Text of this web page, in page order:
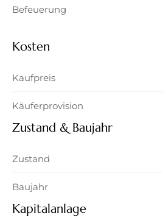
Befeuerung
Kosten
Kaufpreis
Käuferprovision
Zustand & Baujahr
Zustand
Baujahr
Kapitalanlage